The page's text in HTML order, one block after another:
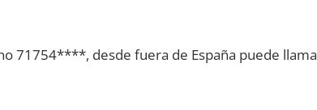
71754****, desde fuera dе España puede